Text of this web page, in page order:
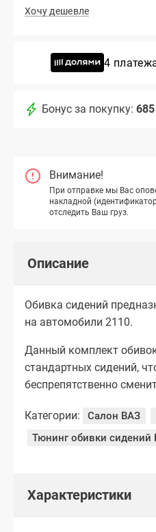
Хочу дешевле
4
Бонус за покупку:
Внимание!
При отправке мы Вас
накладной
отследить Ваш груз.
Описание
Обивка сидений
на автомобили 2110.
Данный комплект
стандартных сидений,
беспрепятственно
Категории: Салон ВАЗ
Тюнинг обивки сидений
Характеристики